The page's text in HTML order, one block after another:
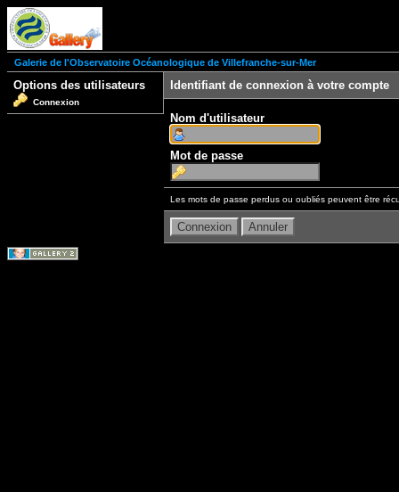
Galerie de l'Observatoire Océanologique de Villefranche-sur-Mer
Options des utilisateurs
Connexion
Identifiant de connexion à votre compte
Nom d'utilisateur
Mot de passe
Les mots de passe perdus ou oubliés peuvent être